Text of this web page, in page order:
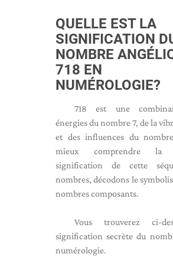
QUELLE EST LA
SIGNIFICATION
NOMBRE
718 EN
NUMÉROLOGIE?
718 est une
énergies du nombre 7, de la
et des influences du
mieux comprendre la
signification de cette
nombres, décodons le
nombres composants.
Vous trouverez ci-
signification secrète du
numérologie.